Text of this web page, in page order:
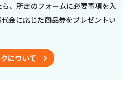
、所定のフォームに必要事項を入
金に応じた商品券をプレゼントい
について